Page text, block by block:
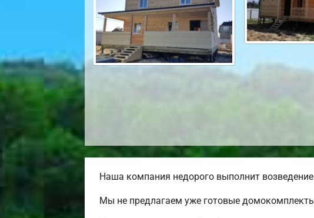
Наша компания недорого выполнит
Мы не предлагаем уже готовые домокомплекты